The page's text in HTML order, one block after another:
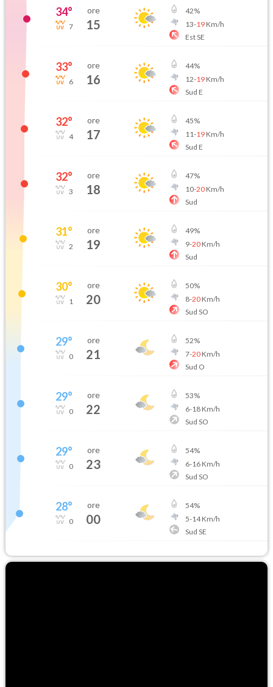
34°
7
ore
15
42%
13-19Km/h
Est SE
33°
6
ore
16
44%
12-19Km/h
Sud E
32°
4
ore
17
45%
11-19Km/h
Sud E
32°
3
ore
18
47%
10-20Km/h
Sud
31°
2
ore
19
49%
9-20Km/h
Sud
30°
1
ore
20
50%
8-20Km/h
Sud SO
29°
0
ore
21
52%
7-20Km/h
Sud O
29°
0
ore
22
53%
6-18Km/h
Sud SO
29°
0
ore
23
54%
6-16Km/h
Sud SO
28°
0
ore
00
54%
5-14Km/h
Sud SE